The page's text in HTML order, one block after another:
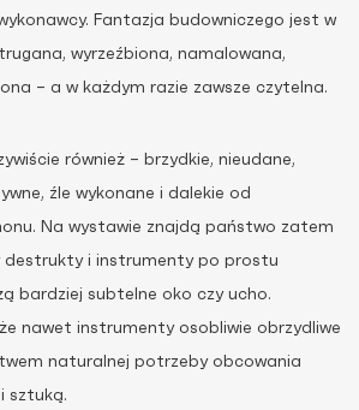
Fantazja budowniczego jest w
wyrzeźbiona, namalowana,
– a w każdym razie zawsze czytelna.
również – brzydkie, nieudane,
źle wykonane i dalekie od
Na wystawie znajdą państwo zatem
destrukty i instrumenty po prostu
bardziej subtelne oko czy ucho.
nawet instrumenty osobliwie obrzydliwe
naturalnej potrzeby obcowania
sztuką.